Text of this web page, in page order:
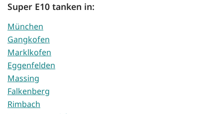
Super E10 tanken in:
München
Gangkofen
Marklkofen
Eggenfelden
Massing
Falkenberg
Rimbach